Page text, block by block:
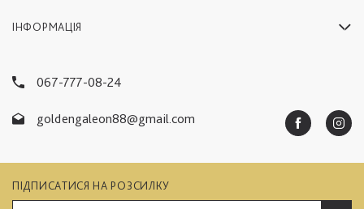
ІНФОРМАЦІЯ
067-777-08-24
goldengaleon88@gmail.com
ПІДПИСАТИСЯ НА РОЗСИЛКУ